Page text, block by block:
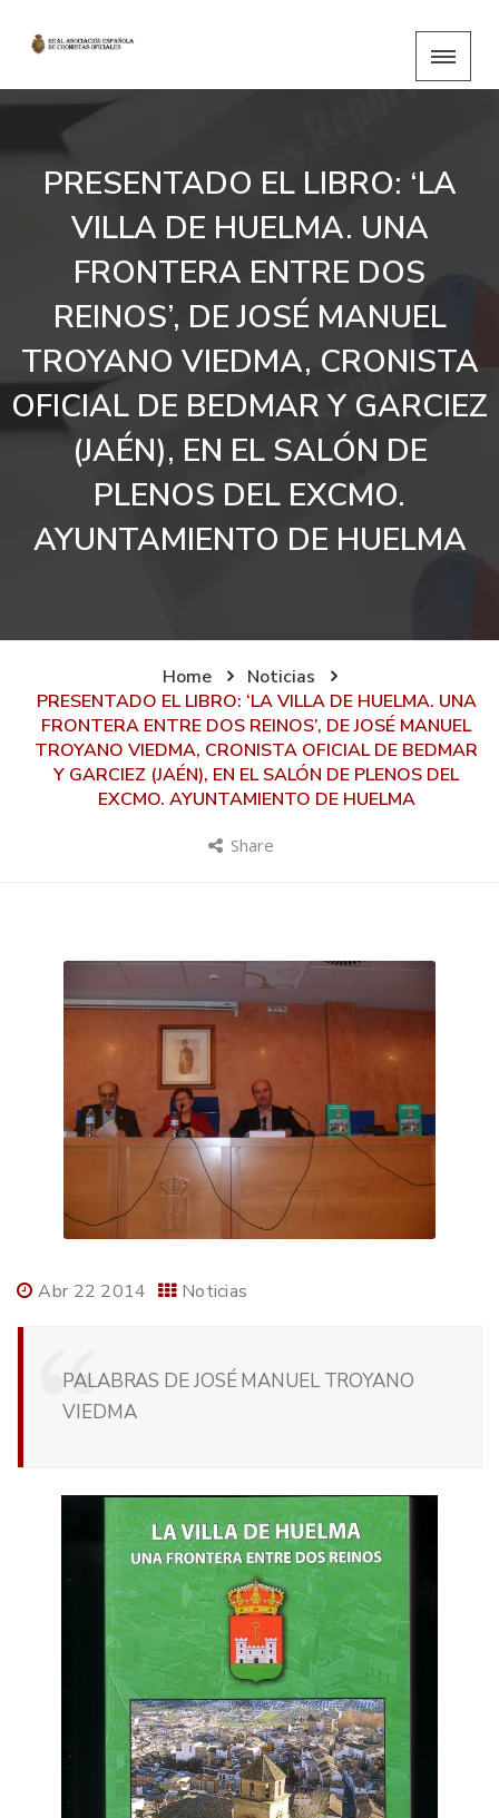
PRESENTADO EL LIBRO: ‘LA
VILLA DE HUELMA. UNA
FRONTERA ENTRE DOS
REINOS’, DE JOSÉ MANUEL
TROYANO VIEDMA, CRONISTA
OFICIAL DE BEDMAR Y GARCIEZ
(JAÉN), EN EL SALÓN DE
PLENOS DEL EXCMO.
AYUNTAMIENTO DE HUELMA
Home
Noticias
PRESENTADO EL LIBRO: ‘LA VILLA DE HUELMA. UNA
FRONTERA ENTRE DOS REINOS’, DE JOSÉ MANUEL
TROYANO VIEDMA, CRONISTA OFICIAL DE BEDMAR
Y GARCIEZ (JAÉN), EN EL SALÓN DE PLENOS DEL
EXCMO. AYUNTAMIENTO DE HUELMA
Share
Abr 22 2014 Noticias
PALABRAS DE JOSÉ MANUEL TROYANO
VIEDMA